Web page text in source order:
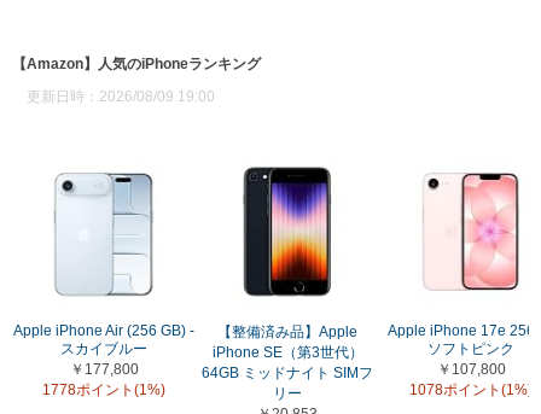
【Amazon】人気のiPhoneランキング
更新日時：2026/08/09 19:00
Apple iPhone Air (256 GB) -
スカイブルー
￥177,800
1778ポイント(1%)
【整備済み品】Apple
iPhone SE（第3世代）
64GB ミッドナイト SIMフ
リー
Apple iPhone 17e
ソフトピンク
￥107,800
1078ポイント(1%)